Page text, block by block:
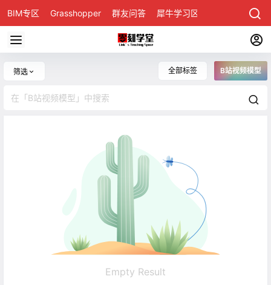
BIM专区 Grasshopper 群友问答 犀牛学习区
筛选 全部标签 B站视频模型
Empty Result